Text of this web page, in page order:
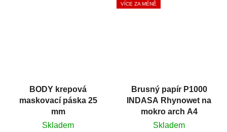
BODY krepová
maskovací páska 25
mm
Skladem
VÍCE ZA MÉNĚ
Brusný papír P1000
INDASA Rhynowet na
mokro arch A4
Skladem